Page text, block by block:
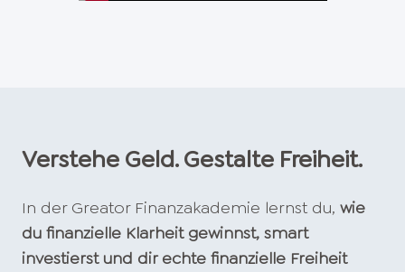
Verstehe Geld. Gestalte Freiheit.
In der Greator Finanzakademie lernst du, wie
du finanzielle Klarheit gewinnst, smart
investierst und dir echte finanzielle Freiheit